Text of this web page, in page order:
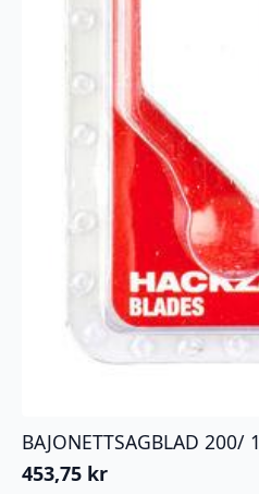
BAJONETTSAGBLAD 200/
453,75 kr